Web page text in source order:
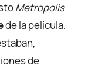
Metropolis
de la película.
de